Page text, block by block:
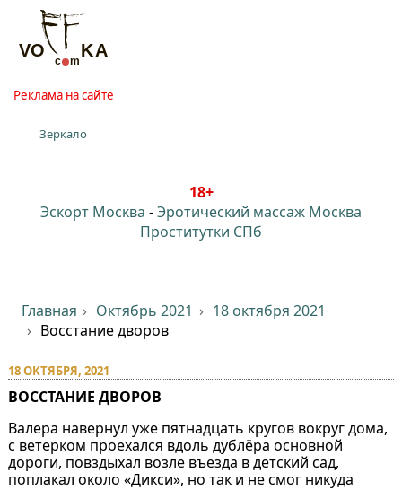
Реклама на сайте
Зеркало
18+
Эскорт Москва -Эротический массаж Москва
Проститутки СПб
Главная Октябрь 2021
18 октября 2021
Восстание дворов
18 ОКТЯБРЯ, 2021
ВОССТАНИЕ ДВОРОВ
Валера навернул уже пятнадцать кругов вокруг дома,
с ветерком проехался вдоль дублёра основной
дороги, повздыхал возле въезда в детский сад,
поплакал около «Дикси», но так и не смог никуда